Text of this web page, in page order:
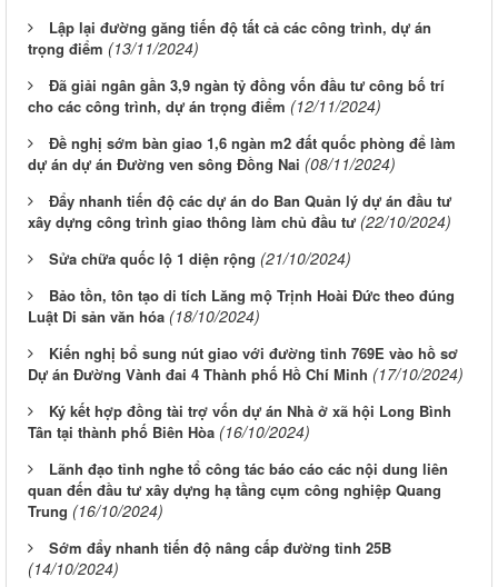
Lập lại đường găng tiến độ tất cả các công trình, dự án
trọng điểm (13/11/2024)
Đã giải ngân gần 3,9 ngàn tỷ đồng vốn đầu tư công bố trí
cho các công trình, dự án trọng điểm (12/11/2024)
Đề nghị sớm bàn giao 1,6 ngàn m2 đất quốc phòng để làm
dự án dự án Đường ven sông Đồng Nai (08/11/2024)
Đẩy nhanh tiến độ các dự án do Ban Quản lý dự án đầu tư
xây dựng công trình giao thông làm chủ đầu tư (22/10/2024)
Sửa chữa quốc lộ 1 diện rộng (21/10/2024)
Bảo tồn, tôn tạo di tích Lăng mộ Trịnh Hoài Đức theo đúng
Luật Di sản văn hóa (18/10/2024)
Kiến nghị bổ sung nút giao với đường tỉnh 769E vào hồ sơ
Dự án Đường Vành đai 4 Thành phố Hồ Chí Minh (17/10/2024)
Ký kết hợp đồng tài trợ vốn dự án Nhà ở xã hội Long Bình
Tân tại thành phố Biên Hòa (16/10/2024)
Lãnh đạo tỉnh nghe tổ công tác báo cáo các nội dung liên
quan đến đầu tư xây dựng hạ tầng cụm công nghiệp Quang
Trung (16/10/2024)
Sớm đẩy nhanh tiến độ nâng cấp đường tỉnh 25B
(14/10/2024)